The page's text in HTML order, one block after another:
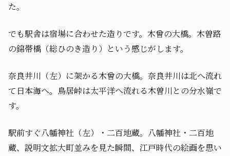
た。
でも駅舎は宿場に合わせた造りです。木曾の大橋。木曽路
の錦帯橋（総ひのき造り）という感じがします。
奈良井川（左）に架かる木曾の大橋。奈良井川は北へ流れ
て日本海へ。鳥居峠は太平洋へ流れる木曽川との分水嶺で
す。
駅前すぐ八幡神社（左）・二百地蔵。八幡神社・二百地
蔵、説明文拡大町並みを見た瞬間、江戸時代の絵画を思い